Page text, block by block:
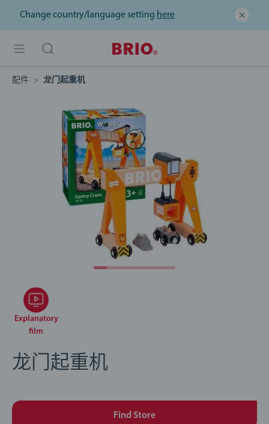
Change country/language setting here
配件 龙门起重机
Explanatory
film
龙门起重机
Find Store